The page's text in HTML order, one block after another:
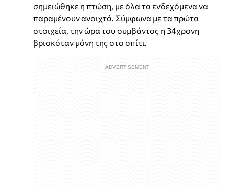
σημειώθηκε η πτώση, με όλα τα ενδεχόμενα να
παραμένουν ανοιχτά. Σύμφωνα με τα πρώτα
στοιχεία, την ώρα του συμβάντος η 34χρονη
βρισκόταν μόνη της στο σπίτι.